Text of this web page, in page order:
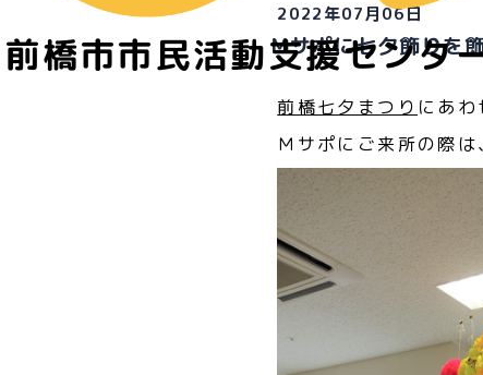
前橋市市民活動支援センタ
2022年07月06日
Mサポに七夕飾りを
前橋七夕まつり にあ
Ｍサポにご来所の際